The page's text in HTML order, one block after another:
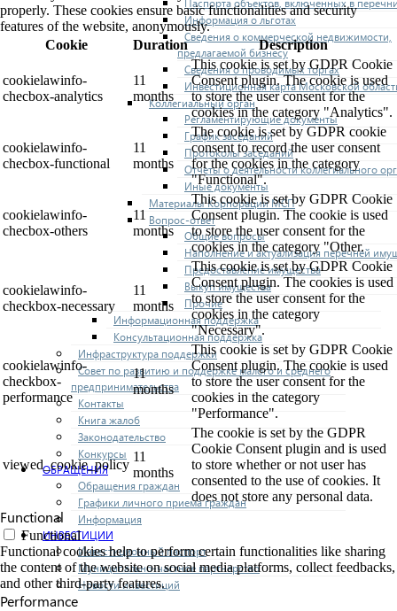
Информация о льготах
Сведения о коммерческой недвижимости,
предлагаемой бизнесу
Сведения о проводимых торгах
Инвестиционная карта Московской
Коллегиальный орган
Регламентирующие документы
График заседаний
Протоколы заседаний
Отчеты о деятельности коллегиального
Иные документы
Материалы Корпорации МСП
Вопрос-ответ
Общие вопросы
Наполнение и актуализация перечней
Предоставление имущества
Выкуп имущества
Прочие
Информационная поддержка
Консультационная поддержка
Инфраструктура поддержки
Совет по развитию и поддержке малого и среднего
предпринимательства
Контакты
Книга жалоб
Законодательство
Конкурсы
ОБРАЩЕНИЯ
Обращения граждан
Графики личного приема граждан
Информация
ИНВЕСТИЦИИ
Инвестиционный паспорт
Муниципально-частное партнерство
Новости инвестиций
properly. These cookies ensure basic functionalities and security
features of the website, anonymously.
Cookie
Duration Description
cookielawinfo-
checbox-analytics
11
months
This cookie is set by GDPR Cookie
Consent plugin. The cookie is used
to store the user consent for the
cookies in the category "Analytics".
cookielawinfo-
checbox-functional
11
months
The cookie is set by GDPR cookie
consent to record the user consent
for the cookies in the category
"Functional".
cookielawinfo-
checbox-others
11
months
This cookie is set by GDPR Cookie
Consent plugin. The cookie is used
to store the user consent for the
cookies in the category "Other.
cookielawinfo-
checkbox-necessary
11
months
This cookie is set by GDPR Cookie
Consent plugin. The cookies is used
to store the user consent for the
cookies in the category
"Necessary".
cookielawinfo-
checkbox-
performance
11
months
This cookie is set by GDPR Cookie
Consent plugin. The cookie is used
to store the user consent for the
cookies in the category
"Performance".
viewed_cookie_policy
11
months
The cookie is set by the GDPR
Cookie Consent plugin and is used
to store whether or not user has
consented to the use of cookies. It
does not store any personal data.
Functional
Functional
Functional cookies help to perform certain functionalities like sharing
the content of the website on social media platforms, collect feedbacks,
and other third-party features.
Performance